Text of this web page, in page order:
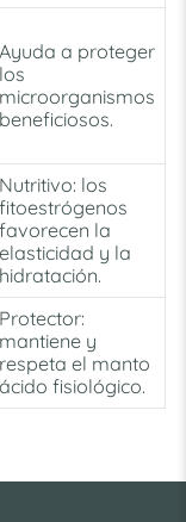
Ayuda a proteger
los
microorganismos
beneficiosos.
Nutritivo: los
fitoestrógenos
favorecen la
elasticidad y la
hidratación.
Protector:
mantiene y
respeta el manto
ácido fisiológico.